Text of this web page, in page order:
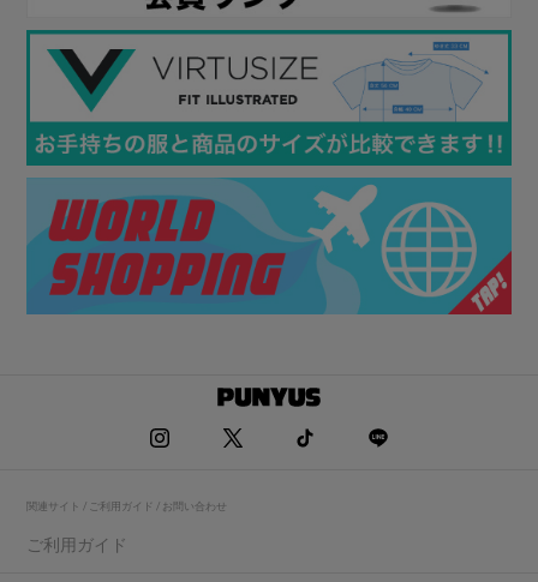
関連サイト / ご利用ガイド / お問い合わせ
ご利用ガイド